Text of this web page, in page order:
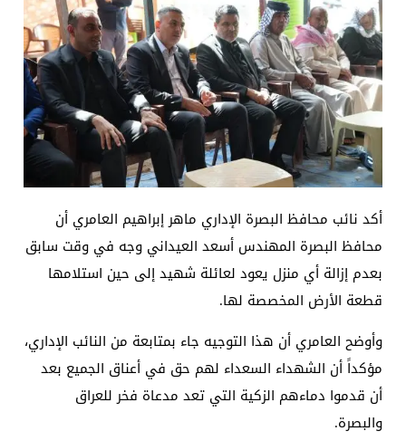
أكد نائب محافظ البصرة الإداري ماهر إبراهيم العامري أن
محافظ البصرة المهندس أسعد العيداني وجه في وقت سابق
بعدم إزالة أي منزل يعود لعائلة شهيد إلى حين استلامها
قطعة الأرض المخصصة لها.
وأوضح العامري أن هذا التوجيه جاء بمتابعة من النائب الإداري،
مؤكداً أن الشهداء السعداء لهم حق في أعناق الجميع بعد
أن قدموا دماءهم الزكية التي تعد مدعاة فخر للعراق
والبصرة.